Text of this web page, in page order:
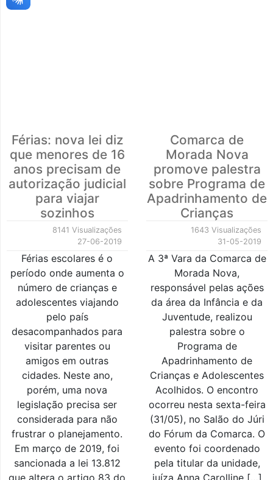
Férias: nova lei diz
que menores de 16
anos precisam de
autorização judicial
para viajar
sozinhos
8141 Visualizações
27-06-2019
Férias escolares é o
período onde aumenta o
número de crianças e
adolescentes viajando
pelo país
desacompanhados para
visitar parentes ou
amigos em outras
cidades. Neste ano,
porém, uma nova
legislação precisa ser
considerada para não
frustrar o planejamento.
Em março de 2019, foi
sancionada a lei 13.812
Comarca de
Morada Nova
promove palestra
sobre Programa de
Apadrinhamento de
Crianças
1643 Visualizações
31-05-2019
A 3ª Vara da Comarca de
Morada Nova,
responsável pelas ações
da área da Infância e da
Juventude, realizou
palestra sobre o
Programa de
Apadrinhamento de
Crianças e Adolescentes
Acolhidos. O encontro
ocorreu nesta sexta-feira
(31/05), no Salão do Júri
do Fórum da Comarca. O
evento foi coordenado
pela titular da unidade,